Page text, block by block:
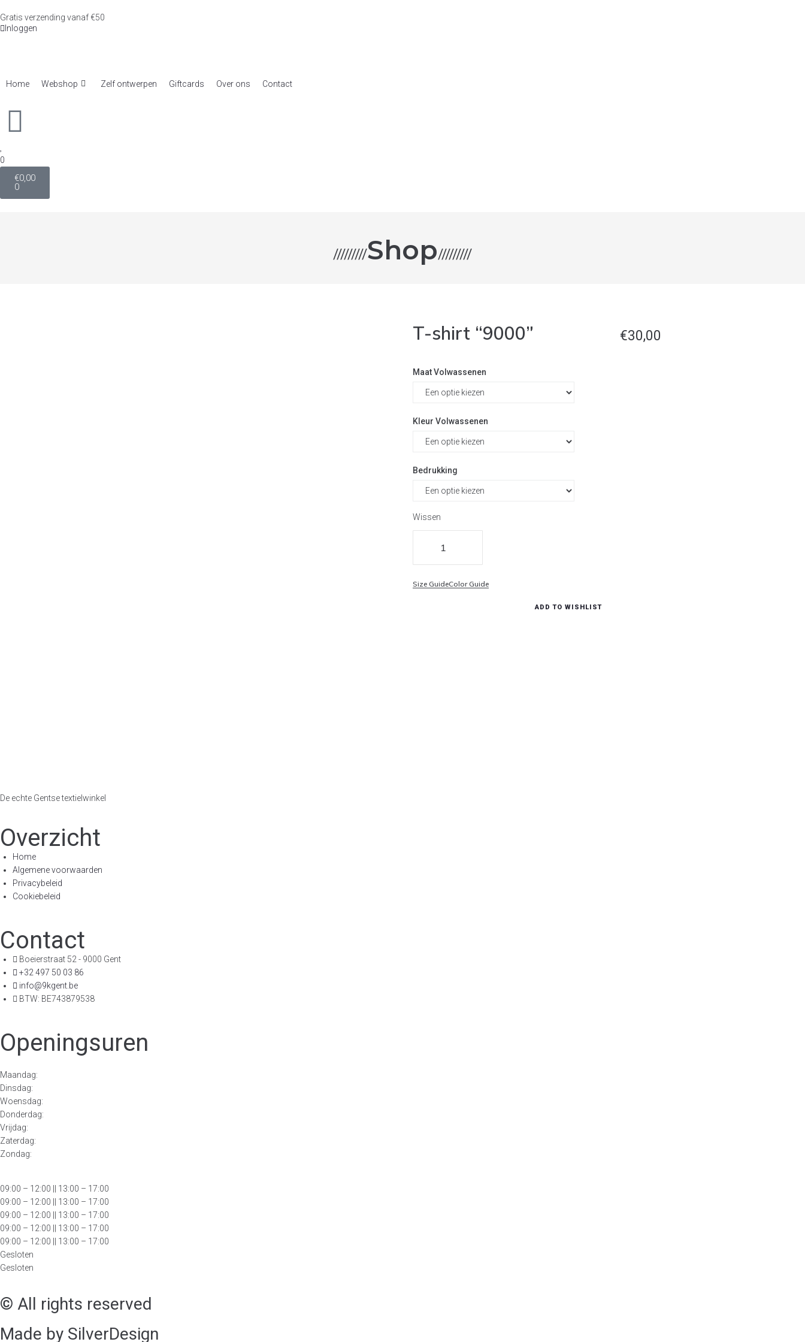
Gratis verzending vanaf €50
Inloggen
Home Webshop Zelf ontwerpen Giftcards Over ons Contact
0
€0,00
0
/////////Shop/////////
T-shirt “9000” €30,00
Maat Volwassenen
Kleur Volwassenen
Bedrukking
Wissen
Size GuideColor Guide
ADD TO WISHLIST
De echte Gentse textielwinkel
Overzicht
Home
Algemene voorwaarden
Privacybeleid
Cookiebeleid
Contact
Boeierstraat 52 - 9000 Gent
+32 497 50 03 86
info@9kgent.be
BTW: BE743879538
Openingsuren
Maandag:
Dinsdag:
Woensdag:
Donderdag:
Vrijdag:
Zaterdag:
Zondag:
09:00 – 12:00
|| 13:00 – 17:00
09:00 – 12:00 || 13:00 – 17:00
09:00 – 12:00 || 13:00 – 17:00
09:00 – 12:00 || 13:00 – 17:00
09:00 – 12:00 || 13:00 – 17:00
Gesloten
Gesloten
© All rights reserved
Made by SilverDesign